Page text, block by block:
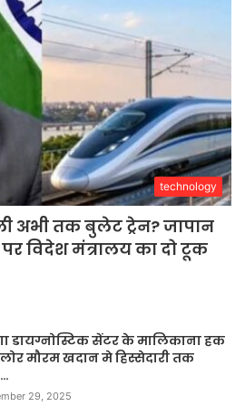
technology
अभी तक बुलेट ट्रेन? जापान
विदेश मंत्रालय का दो टूक
डायग्नोस्टिक सेंटर के मालिकाना हक
मौरम खदान मे हिस्सेदारी तक
29, 2025